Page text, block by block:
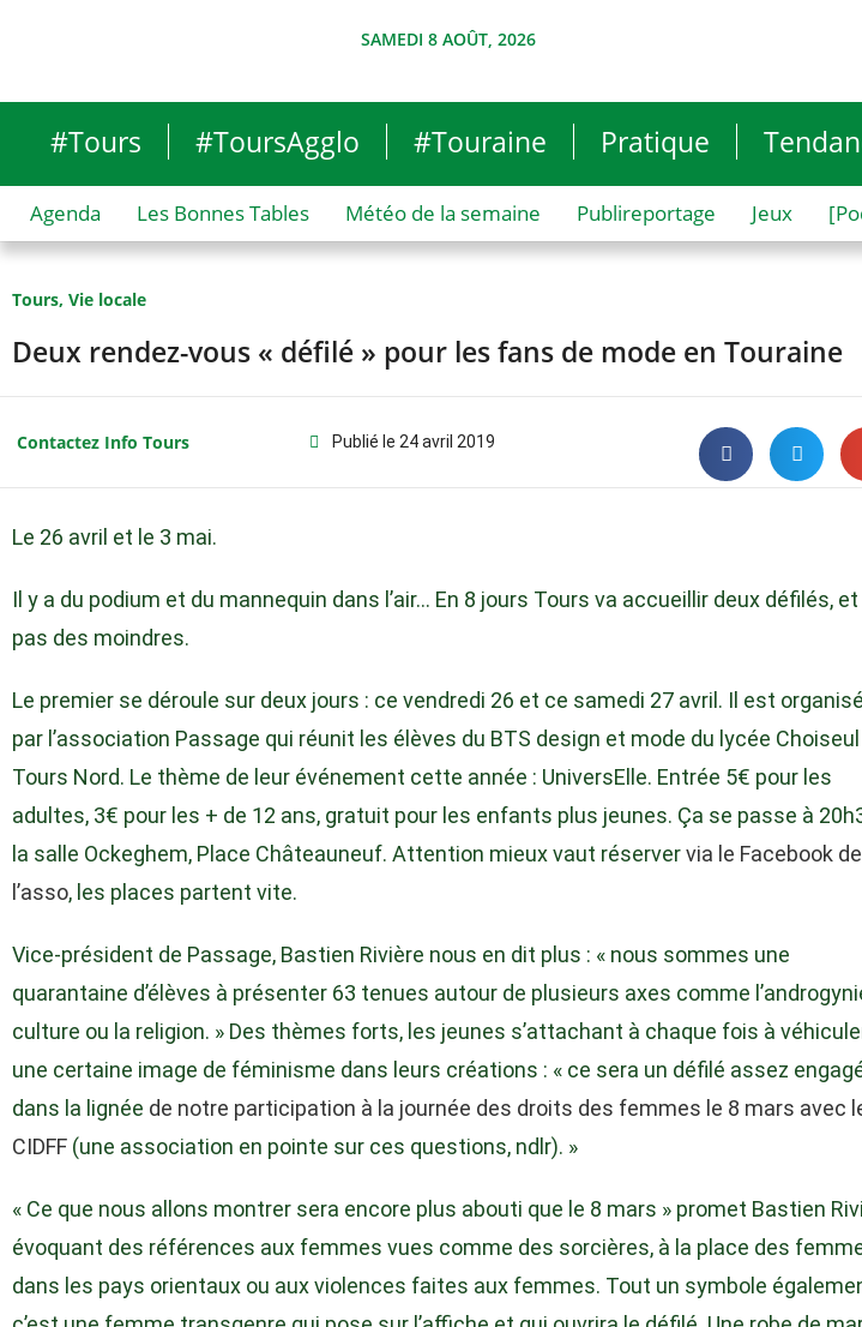
SAMEDI 8 AOÛT, 2026
#Tours #ToursAgglo #Touraine Pratique
Agenda Les Bonnes Tables Météo de la semaine Publireportage Jeux
Tours, Vie locale
Deux rendez-vous « défilé » pour les fans de mode en Touraine
Contactez Info Tours Publié le 24 avril 2019
Le 26 avril et le 3 mai.
Il y a du podium et du mannequin dans l’air… En 8 jours Tours va accueillir deux défilés, et
pas des moindres.
Le premier se déroule sur deux jours : ce vendredi 26 et ce samedi 27 avril. Il est organisé
par l’association Passage qui réunit les élèves du BTS design et mode du lycée
Tours Nord. Le thème de leur événement cette année : UniversElle. Entrée 5€ pour les
adultes, 3€ pour les + de 12 ans, gratuit pour les enfants plus jeunes. Ça se passe à
la salle Ockeghem, Place Châteauneuf. Attention mieux vaut réservervia le Facebook de
l’asso, les places partent vite.
Vice-président de Passage, Bastien Rivière nous en dit plus : « nous sommes une
quarantaine d’élèves à présenter 63 tenues autour de plusieurs axes comme
culture ou la religion. » Des thèmes forts, les jeunes s’attachant à chaque fois à
une certaine image de féminisme dans leurs créations : « ce sera un défilé assez
dans la lignée de notre participation à la journée des droits des femmes le 8 mars avec
CIDFF (une association en pointe sur ces questions, ndlr). »
« Ce que nous allons montrer sera encore plus abouti que le 8 mars » promet Bastien
évoquant des références aux femmes vues comme des sorcières, à la place des
dans les pays orientaux ou aux violences faites aux femmes. Tout un symbole